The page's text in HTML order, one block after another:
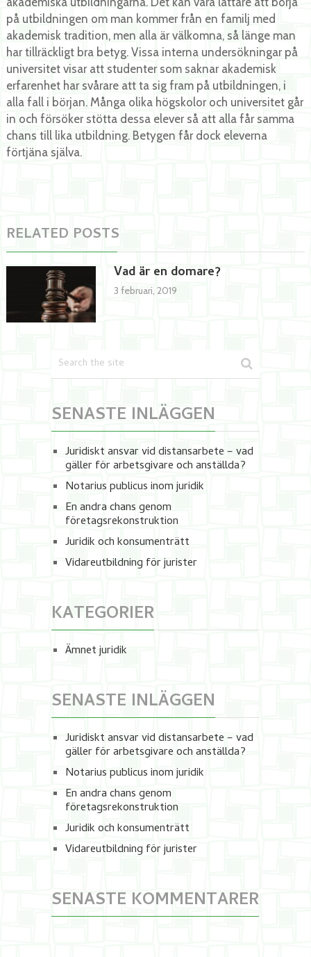
på utbildningen om man kommer från en familj med
akademisk tradition, men alla är välkomna, så länge man
har tillräckligt bra betyg. Vissa interna undersökningar på
universitet visar att studenter som saknar akademisk
erfarenhet har svårare att ta sig fram på utbildningen, i
alla fall i början. Många olika högskolor och universitet går
in och försöker stötta dessa elever så att alla får samma
chans till lika utbildning. Betygen får dock eleverna
förtjäna själva.
RELATED POSTS
Vad är en domare?
3 februari, 2019
SENASTE INLÄGGEN
Juridiskt ansvar vid distansarbete – vad
gäller för arbetsgivare och anställda?
Notarius publicus inom juridik
En andra chans genom
företagsrekonstruktion
Juridik och konsumenträtt
Vidareutbildning för jurister
KATEGORIER
Ämnet juridik
SENASTE INLÄGGEN
Juridiskt ansvar vid distansarbete – vad
gäller för arbetsgivare och anställda?
Notarius publicus inom juridik
En andra chans genom
företagsrekonstruktion
Juridik och konsumenträtt
Vidareutbildning för jurister
SENASTE KOMMENTARER